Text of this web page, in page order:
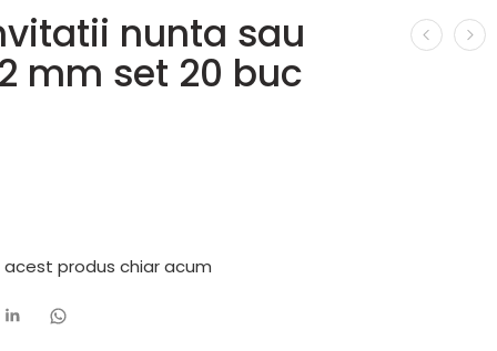
nunta sau
mm set 20 buc
produs chiar acum